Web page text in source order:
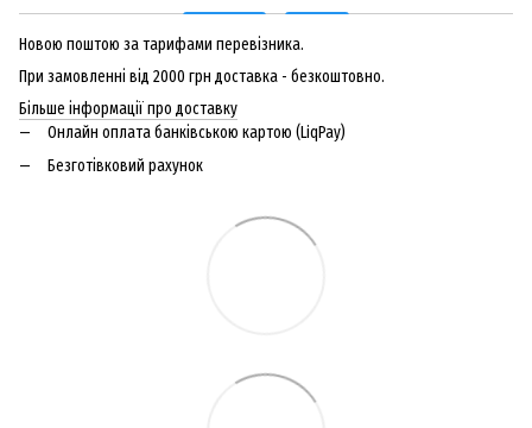
Новою поштою за тарифами перевізника.
При замовленні від 2000 грн доставка - безкоштовно.
Більше інформації про доставку
Онлайн оплата банківською картою (LiqPay)
Безготівковий рахунок